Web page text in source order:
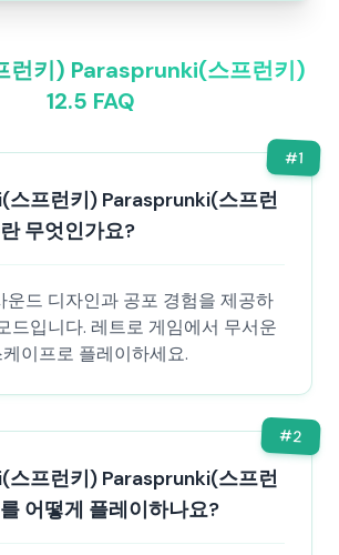
런키) Parasprunki(스프런키)
12.5 FAQ
#1
스프런키) Parasprunki(스프런
무엇인가요?
운드 디자인과 공포 경험을 제공하
드입니다. 레트로 게임에서 무서운
이프로 플레이하세요.
#2
스프런키) Parasprunki(스프런
어떻게 플레이하나요?